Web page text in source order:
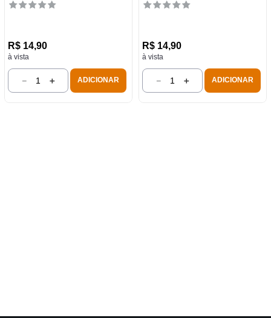
R$ 14,90
à vista
＋
－ ADICIONAR
R$ 14,90
à vista
＋
－ ADICIONAR